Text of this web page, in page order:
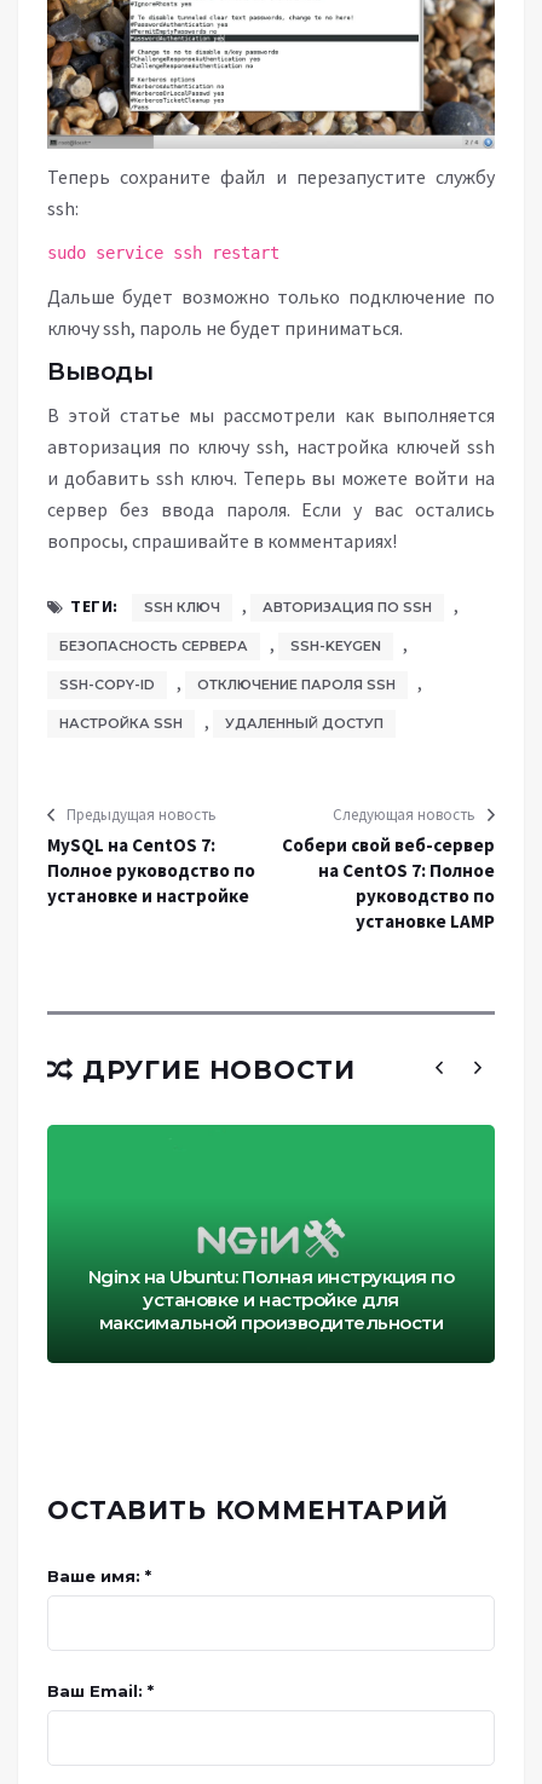
Теперь сохраните файл и перезапустите службу
ssh:
sudo service ssh restart
Дальше будет возможно только подключение по
ключу ssh, пароль не будет приниматься.
Выводы
В этой статье мы рассмотрели как выполняется
авторизация по ключу ssh, настройка ключей ssh
и добавить ssh ключ. Теперь вы можете войти на
сервер без ввода пароля. Если у вас остались
вопросы, спрашивайте в комментариях!
ТЕГИ: SSH КЛЮЧ , АВТОРИЗАЦИЯ ПО SSH ,
БЕЗОПАСНОСТЬ СЕРВЕРА , SSH-KEYGEN ,
SSH-COPY-ID , ОТКЛЮЧЕНИЕ ПАРОЛЯ SSH ,
НАСТРОЙКА SSH , УДАЛЕННЫЙ ДОСТУП
Предыдущая новость
MySQL на CentOS 7:
Полное руководство по
установке и настройке
Следующая новость
Собери свой веб-сервер
на CentOS 7: Полное
руководство по
установке LAMP
ДРУГИЕ НОВОСТИ
Nginx на Ubuntu: Полная инструкция по
установке и настройке для
максимальной производительности
ОСТАВИТЬ КОММЕНТАРИЙ
Ваше имя: *
Ваш Email: *